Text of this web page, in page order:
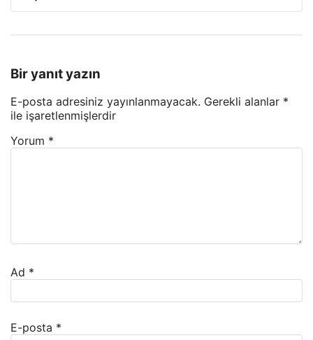
Bir yanıt yazın
E-posta adresiniz yayınlanmayacak. Gerekli alanlar *
ile işaretlenmişlerdir
Yorum *
Ad *
E-posta *